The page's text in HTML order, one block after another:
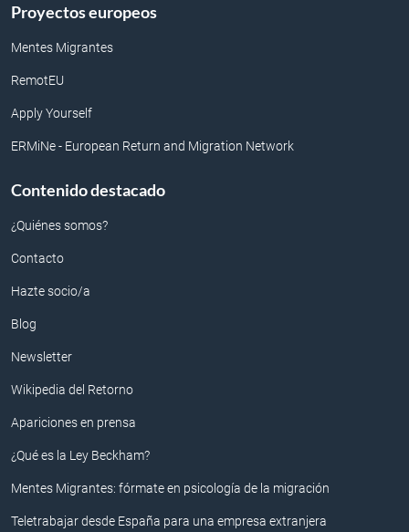
Proyectos europeos
Mentes Migrantes
RemotEU
Apply Yourself
ERMiNe - European Return and Migration Network
Contenido destacado
¿Quiénes somos?
Contacto
Hazte socio/a
Blog
Newsletter
Wikipedia del Retorno
Apariciones en prensa
¿Qué es la Ley Beckham?
Mentes Migrantes: fórmate en psicología de la migración
Teletrabajar desde España para una empresa extranjera